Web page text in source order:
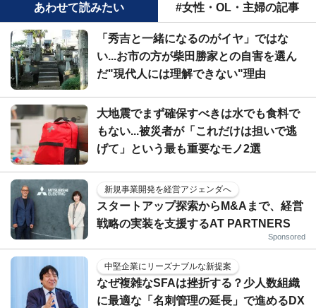
あわせて読みたい #女性・OL・主婦の記事
「秀吉と一緒になるのがイヤ」ではな
い...お市の方が柴田勝家との自害を選ん
だ"現代人には理解できない"理由
大地震でまず確保すべきは水でも食料で
もない...被災者が「これだけは担いで逃
げて」という最も重要なモノ2選
新規事業開発を経営アジェンダへ
スタートアップ探索からM&Aまで、経営
戦略の実装を支援するAT PARTNERS
Sponsored
中堅企業にリーズナブルな新提案
なぜ複雑なSFAは挫折する？少人数組織
に最適な「名刺管理の延長」で進めるDX